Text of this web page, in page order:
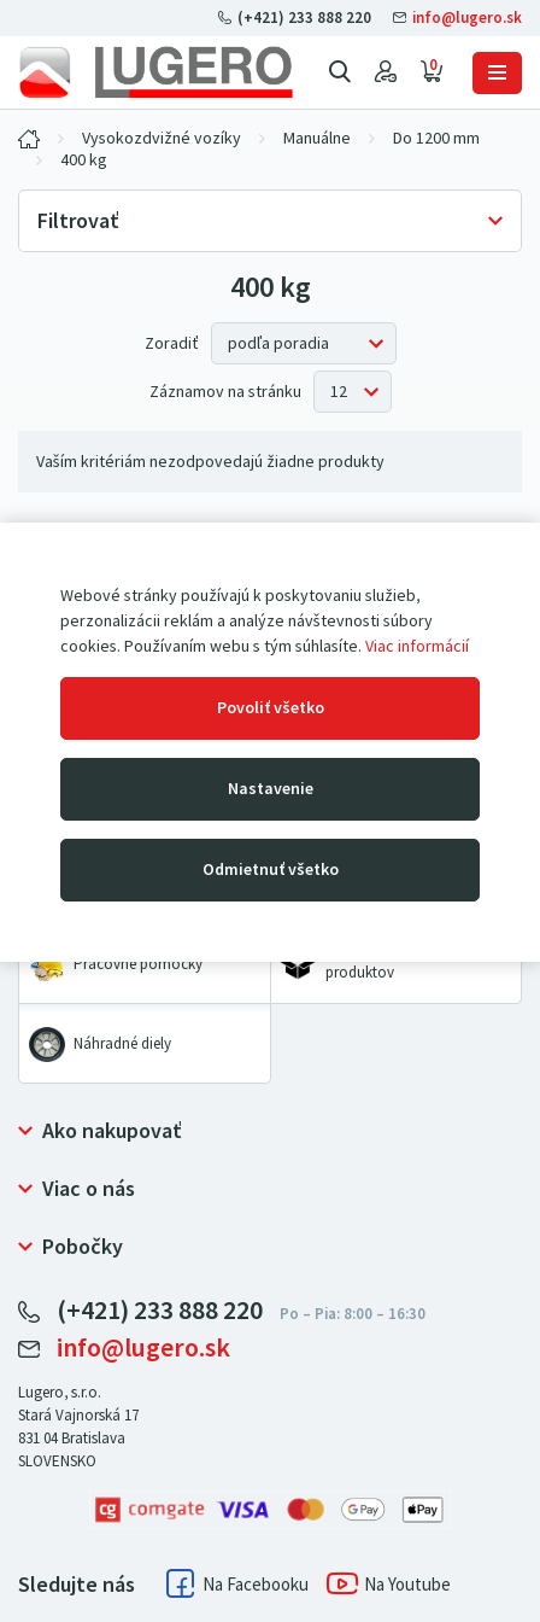
Webové stránky používajú k poskytovaniu služieb,
perzonalizácii reklám a analýze návštevnosti súbory
cookies. Používaním webu s tým súhlasíte. Viac informácií
Povoliť všetko
Nastavenie
Odmietnuť všetko
0
(+421) 233 888 220 info@lugero.sk
Vysokozdvižné vozíky Manuálne
Do 1200 mm
400 kg
Filtrovať
400 kg
Zoradiť
Záznamov na stránku
Vaším kritériám nezodpovedajú žiadne produkty
Paletové vozíky Vysokozdvižné vozíky
Prepravné a dvojkolesové Priemyselné vážiace
Pracovné pomôcky produktov
Náhradné diely
Ako nakupovať
Prečo nakupovať u LUGERO
Ochrana osobných údajov
Viac o nás
Bezpečný nákup
Certifikát NATUR-PACK
Pre predajcov
Pobočky
LUGERO Nemecko
LUGERO Česká republika
LUGERO Maďarsko
LUGERO Rakousko
(+421) 233 888 220
info@lugero.sk
Lugero, s.r.o.
Stará Vajnorská 17
831 04Bratislava
SLOVENSKO
Sledujte nás Facebook Youtube